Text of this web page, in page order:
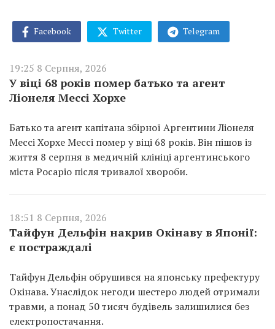
Facebook Twitter Telegram
19:25 8 Серпня, 2026
У віці 68 років помер батько та агент
Ліонеля Мессі Хорхе
Батько та агент капітана збірної Аргентини Ліонеля
Мессі Хорхе Мессі помер у віці 68 років. Він пішов із
життя 8 серпня в медичній клініці аргентинського
міста Росаріо після тривалої хвороби.
18:51 8 Серпня, 2026
Тайфун Дельфін накрив Окінаву в Японії:
є постраждалі
Тайфун Дельфін обрушився на японську префектуру
Окінава. Унаслідок негоди шестеро людей отримали
травми, а понад 50 тисяч будівель залишилися без
електропостачання.